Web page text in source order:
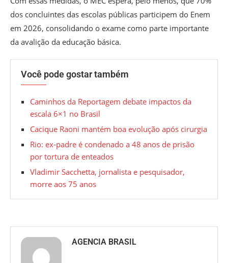
dos concluintes das escolas públicas participem do Enem
em 2026, consolidando o exame como parte importante
da avalição da educação básica.
Você pode gostar também
Caminhos da Reportagem debate impactos da
escala 6×1 no Brasil
Cacique Raoni mantém boa evolução após cirurgia
Rio: ex-padre é condenado a 48 anos de prisão
por tortura de enteados
Vladimir Sacchetta, jornalista e pesquisador,
morre aos 75 anos
AGENCIA BRASIL